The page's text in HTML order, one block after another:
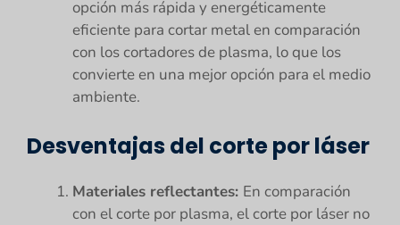
opción más rápida y energéticamente
eficiente para cortar metal en comparación
con los cortadores de plasma, lo que los
convierte en una mejor opción para el medio
ambiente.
Desventajas del corte por láser
Materiales reflectantes: En comparación
con el corte por plasma, el corte por láser no